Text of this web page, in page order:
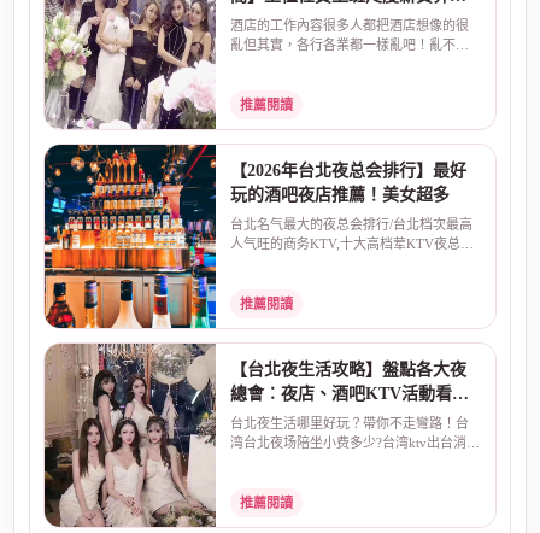
介紹
酒店的工作內容很多人都把酒店想像的很
亂但其實，各行各業都一樣亂吧！亂不亂
推薦閱讀
【2026年台北夜总会排行】最好
玩的酒吧夜店推薦！美女超多
台北名气最大的夜总会排行/台北档次最高
人气旺的商务KTV,十大高档荤KTV夜总会
推薦閱讀
【台北夜生活攻略】盤點各大夜
總會︰夜店、酒吧KTV活動看這
里！
台北夜生活哪里好玩？帶你不走彎路！台
湾台北夜场陪坐小费多少?台湾ktv出台消费
推薦閱讀